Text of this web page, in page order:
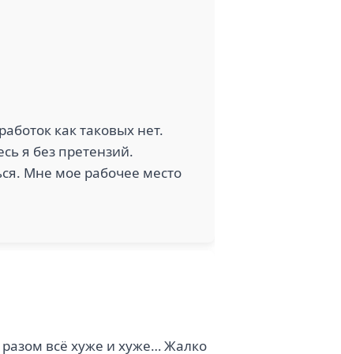
как таковых нет.
я без претензий.
Мне мое рабочее место
всё хуже и хуже… Жалко